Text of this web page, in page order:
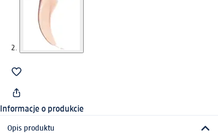
Informacje o produkcie
Opis produktu